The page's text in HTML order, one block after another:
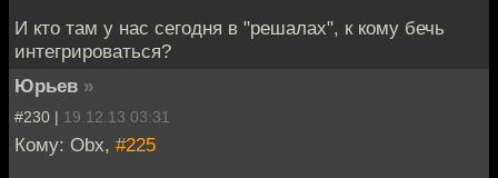
И кто там у нас сегодня в "решалах", к кому бечь
интегрироваться?
Юрьев »
#230 | 19.12.13 03:31
Кому: Obx, #225